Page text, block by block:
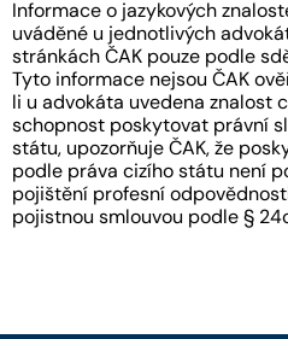
Informace o jazykových
uváděné u jednotlivých
stránkách ČAK pouze podle
Tyto informace nejsou ČAK
li u advokáta uvedena znalost
schopnost poskytovat právní
státu, upozorňuje ČAK, že
podle práva cizího státu není
pojištění profesní
pojistnou smlouvou podle §